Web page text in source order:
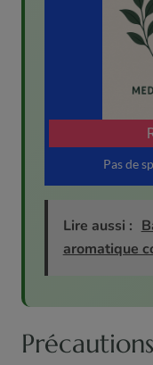
Lire aussi :
aromatique